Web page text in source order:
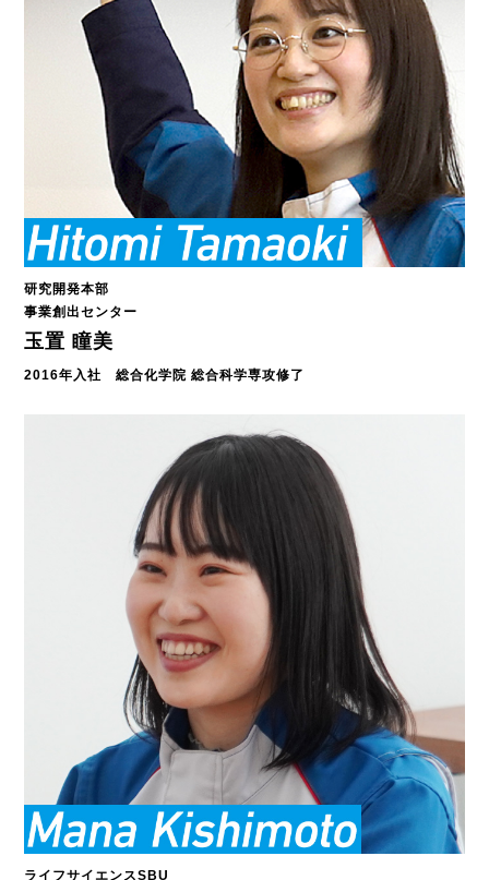
研究開発本部
事業創出センター
玉置 瞳美
2016年入社 総合化学院 総合科学専攻修了
ライフサイエンスSBU